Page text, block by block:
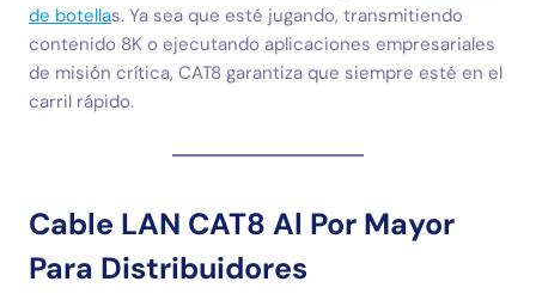
de botellas. Ya sea que esté jugando, transmitiendo
contenido 8K o ejecutando aplicaciones empresariales
de misión crítica, CAT8 garantiza que siempre esté en el
carril rápido.
Cable LAN CAT8 Al Por Mayor
Para Distribuidores